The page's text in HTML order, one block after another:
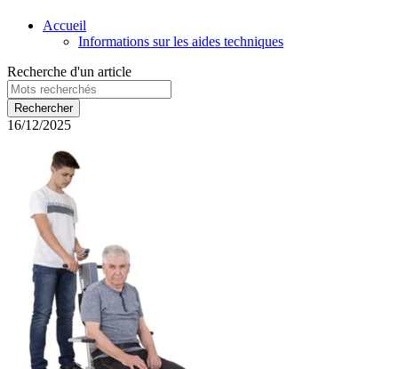
Accueil
Informations sur les aides techniques
Recherche d'un article
16/12/2025